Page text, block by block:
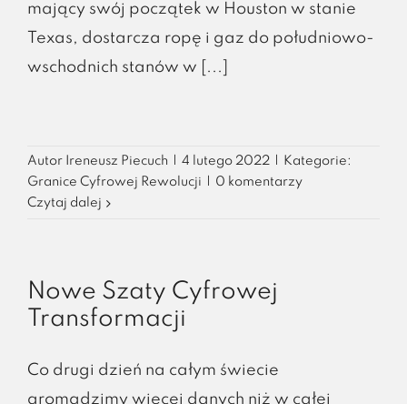
mający swój początek w Houston w stanie
Texas, dostarcza ropę i gaz do południowo-
wschodnich stanów w [...]
Autor Ireneusz Piecuch 4 lutego 2022
Kategorie:
Granice Cyfrowej Rewolucji
0 komentarzy
Czytaj dalej
Nowe Szaty Cyfrowej
Transformacji
Co drugi dzień na całym świecie
gromadzimy więcej danych niż w całej